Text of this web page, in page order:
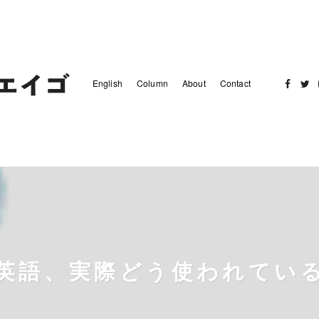
English Column About Contact
語、実際どう使われてい